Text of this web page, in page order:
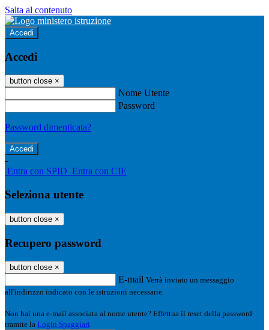
Salta al contenuto
Accedi
Accedi
button close ×
Nome Utente
Password
Password dimenticata?
-
Entra con SPID Entra con CIE
Seleziona utente
button close ×
Recupero password
button close ×
E-mail Verrà inviato un messaggio
all'indirizzo indicato con le istruzioni necessarie.
Non hai una e-mail associata al nome utente? Effettua il reset della password
tramite la Login Spaggiari